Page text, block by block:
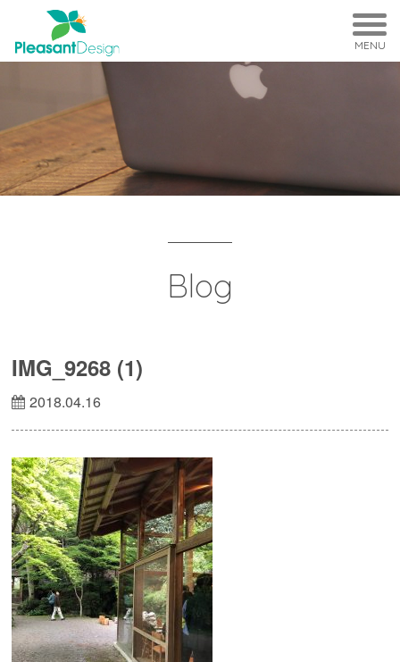
MENU
Blog
IMG_9268 (1)
2018.04.16